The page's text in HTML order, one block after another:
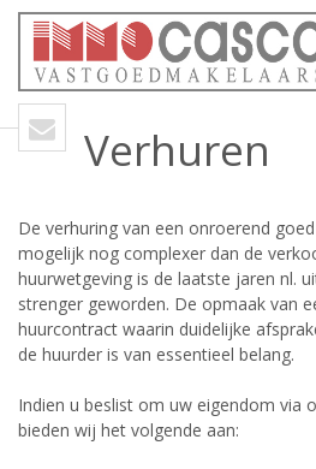
Verhuren
De verhuring van een onroerend
mogelijk nog complexer dan de
huurwetgeving is de laatste jaren nl.
strenger geworden. De opmaak van
huurcontract waarin duidelijke
de huurder is van essentieel belang.
Indien u beslist om uw eigendom via
bieden wij het volgende aan: